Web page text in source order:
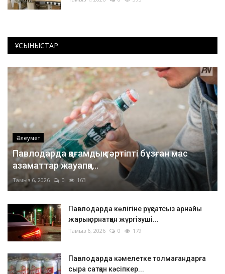
ҰСЫНЫСТАР
Әлеумет
Павлодарда қоғамдық тәртіпті бұзған мас
азаматтар жауапқа...
Тамыз 6, 2026 0 163
Павлодарда көлігіне рұқсатсыз арнайы
жарық орнатқан жүргізуші...
Тамыз 6, 2026 0 179
Павлодарда кәмелетке толмағандарға
сыра сатқан кәсіпкер...